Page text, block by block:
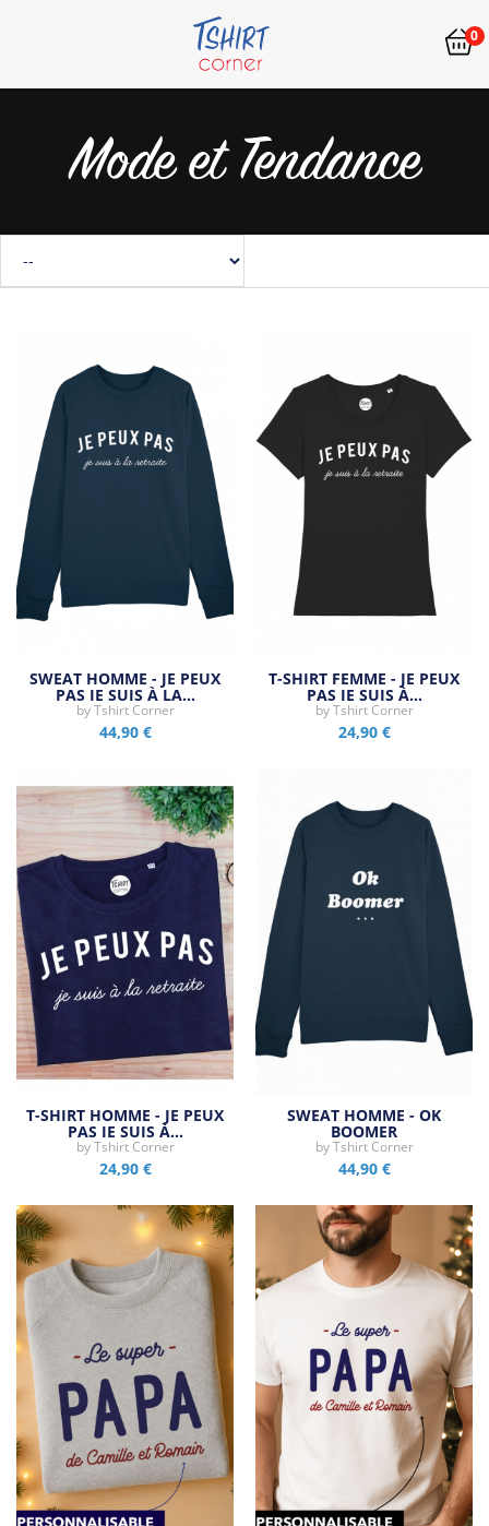
0
Mode et Tendance
SWEAT HOMME - JE PEUX
PAS JE SUIS À LA…
byTshirt Corner
44,90 €
T-SHIRT FEMME - JE PEUX
PAS JE SUIS À…
byTshirt Corner
24,90 €
T-SHIRT HOMME - JE PEUX
PAS JE SUIS À…
byTshirt Corner
24,90 €
SWEAT HOMME - OK
BOOMER
byTshirt Corner
44,90 €